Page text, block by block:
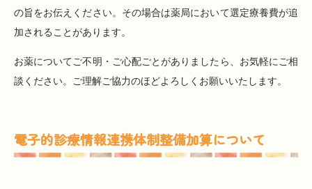
の旨をお伝えください。その場合は薬局において選定療養費が追
加されることがあります。
お薬についてご不明・ご心配ごとがありましたら、お気軽にご相
談ください。ご理解ご協力のほどよろしくお願いいたします。
電子的診療情報連携体制整備加算について